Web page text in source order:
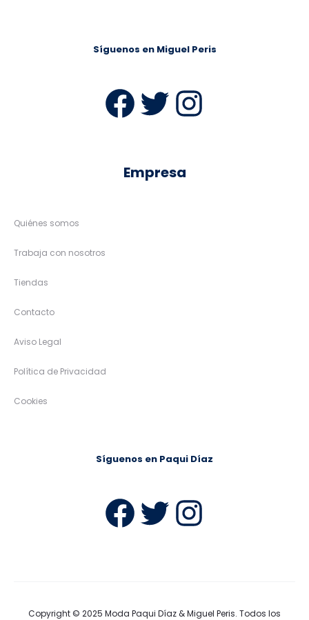
Síguenos en Miguel Peris
Facebook
Twitter
Empresa
Quiénes somos
Trabaja con nosotros
Tiendas
Contacto
Aviso Legal
Política de Privacidad
Cookies
Síguenos en Paqui Díaz
Facebook
Twitter
Copyright © 2025 Moda Paqui Díaz & Miguel Peris. Todos los